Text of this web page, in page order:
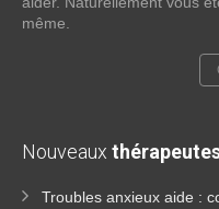
même.
Nouveaux
Troubles anxieux aide :